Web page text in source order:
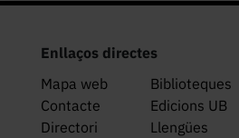
Enllaços directes
Mapa web
Biblioteques
Contacte
Edicions UB
Directori
Llengües